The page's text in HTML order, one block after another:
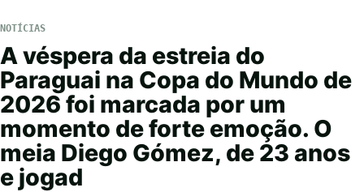
NOTÍCIAS
A véspera da estreia do
Paraguai na Copa do Mundo de
2026 foi marcada por um
momento de forte emoção. O
meia Diego Gómez, de 23 anos
e jogad